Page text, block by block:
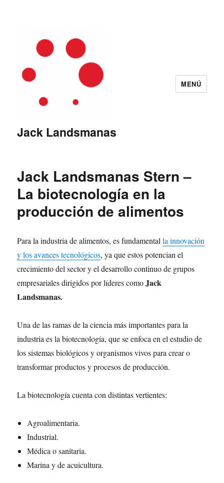
Jack Landsmanas
MENÚ
Jack Landsmanas Stern –
La biotecnología en la
producción de alimentos
Para la industria de alimentos, es fundamentalla innovación
y los avances tecnológicos, ya que estos potencian el
crecimiento del sector y el desarrollo continuo de grupos
empresariales dirigidos por líderes comoJack
Landsmanas.
Una de las ramas de la ciencia más importantes para la
industria es la biotecnología, que se enfoca en el estudio de
los sistemas biológicos y organismos vivos para crear o
transformar productos y procesos de producción.
La biotecnología cuenta con distintas vertientes:
Agroalimentaria.
Industrial.
Médica o sanitaria.
Marina y de acuicultura.